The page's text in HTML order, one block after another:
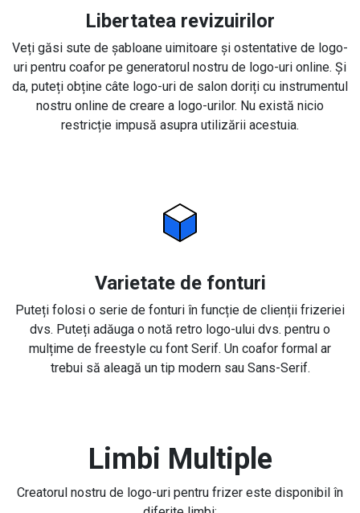
Libertatea revizuirilor
Veți găsi sute de șabloane uimitoare și ostentative de logo-
uri pentru coafor pe generatorul nostru de logo-uri online. Și
da, puteți obține câte logo-uri de salon doriți cu instrumentul
nostru online de creare a logo-urilor. Nu există nicio
restricție impusă asupra utilizării acestuia.
Varietate de fonturi
Puteți folosi o serie de fonturi în funcție de clienții frizeriei
dvs. Puteți adăuga o notă retro logo-ului dvs. pentru o
mulțime de freestyle cu font Serif. Un coafor formal ar
trebui să aleagă un tip modern sau Sans-Serif.
Limbi Multiple
Creatorul nostru de logo-uri pentru frizer este disponibil în